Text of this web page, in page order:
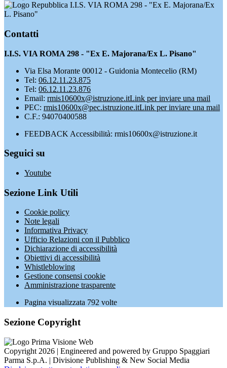
I.I.S. VIA ROMA 298 - "Ex E. Majorana/Ex
L. Pisano"
Contatti
I.I.S. VIA ROMA 298 - "Ex E. Majorana/Ex L. Pisano"
Via Elsa Morante 00012 - Guidonia Montecelio (RM)
Tel: 06.12.11.23.875
Tel: 06.12.11.23.876
Email: rmis10600x@istruzione.itLink per inviare una mail
PEC: rmis10600x@pec.istruzione.itLink per inviare una mail
C.F.: 94070400588
FEEDBACK Accessibilità: rmis10600x@istruzione.it
Seguici su
Youtube
Sezione Link Utili
Cookie policy
Note legali
Informativa Privacy
Ufficio Relazioni con il Pubblico
Dichiarazione di accessibilità
Obiettivi di accessibilità
Whistleblowing
Gestione consensi cookie
Amministrazione trasparente
Pagina visualizzata 792 volte
Sezione Copyright
Copyright 2026 | Engineered and powered by Gruppo Spaggiari
Parma S.p.A. | Divisione Publishing & New Social Media